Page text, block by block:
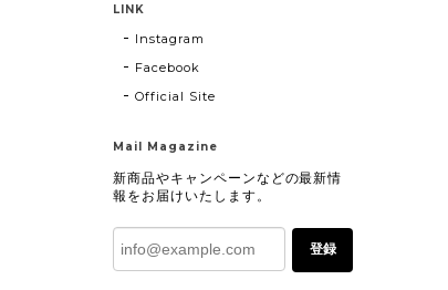
LINK
Instagram
Facebook
Official Site
Mail Magazine
新商品やキャンペーンなどの最新情
報をお届けいたします。
登録